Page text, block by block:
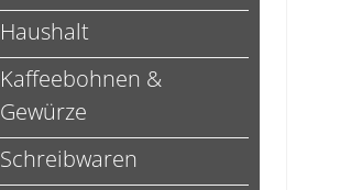
Haushalt
Kaffeebohnen &
Gewürze
Schreibwaren